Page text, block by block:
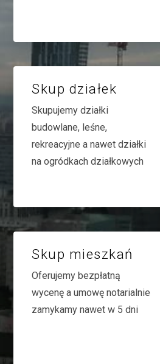
Skup działek
Skupujemy działki
budowlane, leśne,
rekreacyjne a nawet działki
na ogródkach działkowych
Skup mieszkań
Oferujemy bezpłatną
wycenę a umowę notarialnie
zamykamy nawet w 5 dni